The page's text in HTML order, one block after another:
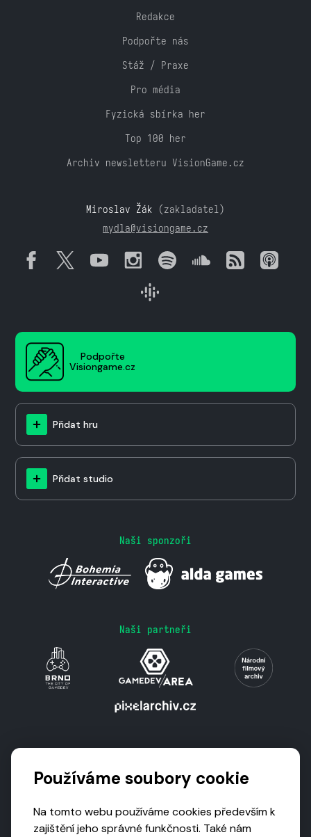
Redakce
Podpořte nás
Stáž / Praxe
Pro média
Fyzická sbírka her
Top 100 her
Archiv newsletteru VisionGame.cz
Miroslav Žák (zakladatel)
mydla@visiongame.cz
Podpořte
Visiongame.cz
Přidat hru
Přidat studio
Naši sponzoři
Naši partneři
Používáme soubory cookie
Na tomto webu používáme cookies především k
zajištění jeho správné funkčnosti. Také nám